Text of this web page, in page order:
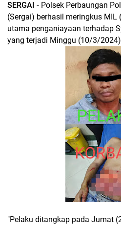
SERGAI - Polsek Perbaungan
(Sergai) berhasil meringkus MIL
utama penganiayaan terhadap
yang terjadi Minggu (10/3/
"Pelaku ditangkap pada Jumat